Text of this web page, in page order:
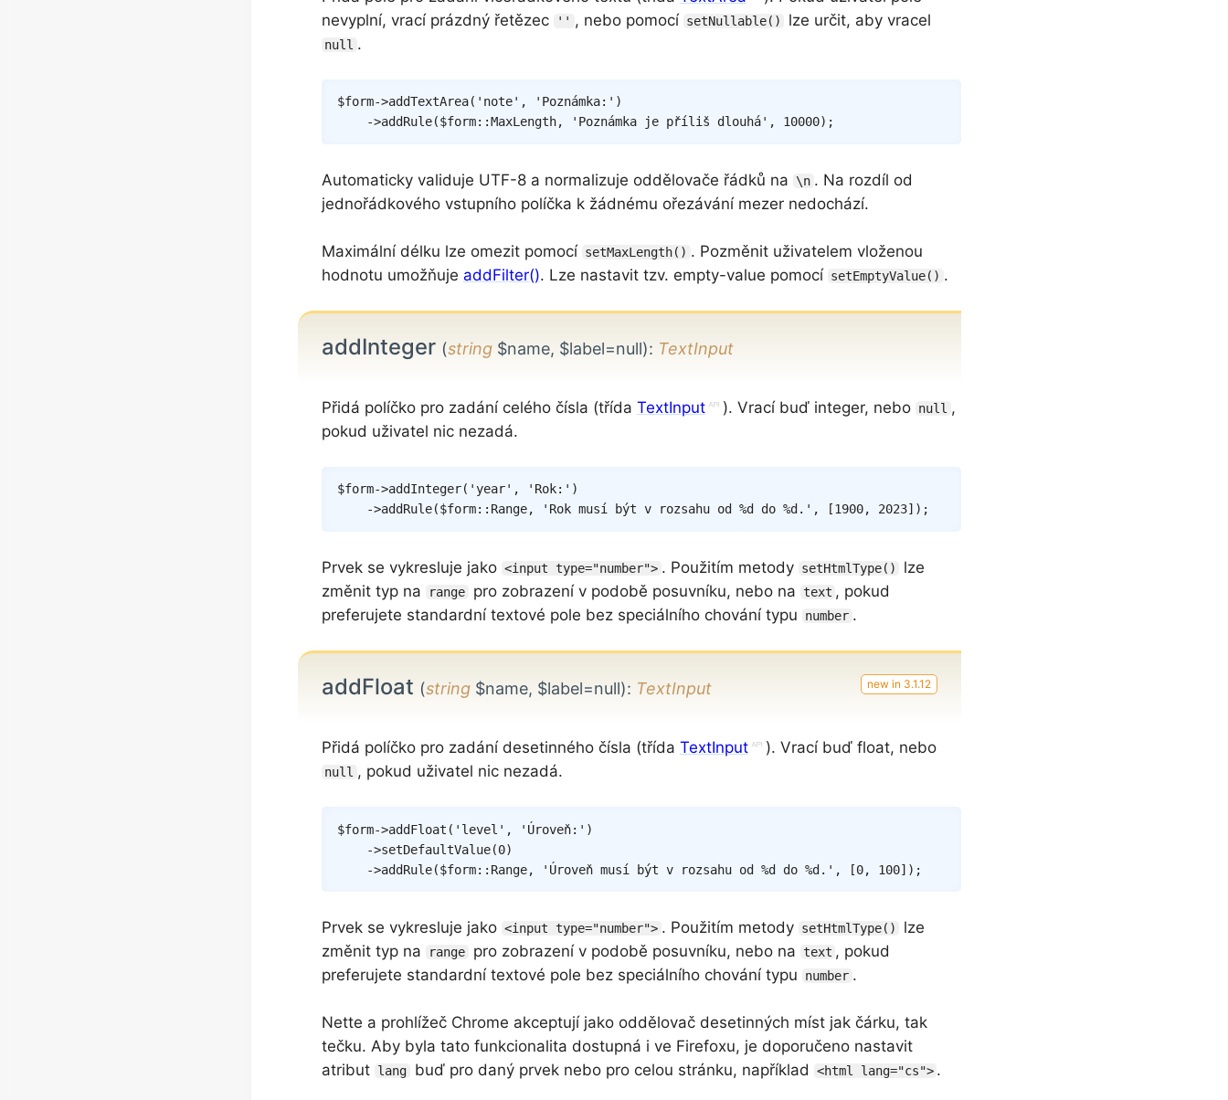
nevyplní, vrací prázdný řetězec
'' , nebo pomocí setNullable() lze určit, aby vracel
null .
$form->addTextArea( 'note' , 'Poznámka:' )
->addRule($form::MaxLength, 'Poznámka je příliš dlouhá' , 10000) ;
Automaticky validuje UTF-8 a normalizuje oddělovače řádků na \n . Na rozdíl od
jednořádkového vstupního políčka k žádnému ořezávání mezer nedochází.
Maximální délku lze omezit pomocí setMaxLength() . Pozměnit uživatelem vloženou
hodnotu umožňuje addFilter(). Lze nastavit tzv. empty-value pomocí setEmptyValue() .
addInteger (string$name, $label=null): TextInput
Přidá políčko pro zadání celého čísla (třída TextInput ). Vrací buď integer, nebo null ,
pokud uživatel nic nezadá.
$form->addInteger( 'year' , 'Rok:' )
->addRule($form:: Range, 'Rok musí být v rozsahu od %d do %d.' , [1900, 2023] ) ;
Prvek se vykresluje jako <input type="number"> . Použitím metody setHtmlType()
lze
změnit typ na
range pro zobrazení v podobě posuvníku, nebo na text , pokud
preferujete standardní textové pole bez speciálního chování typu
number .
addFloat (string$name, $label=null): TextInput
Přidá políčko pro zadání desetinného čísla (třída TextInput ). Vrací buď float, nebo
null , pokud uživatel nic nezadá.
$form->addFloat ( 'level' , 'Úroveň:' )
->setDefaultValue(0)
->addRule($form:: Range, 'Úroveň musí být v rozsahu od %d do %d.' , [0, 100] ) ;
Prvek se vykresluje jako <input type="number"> . Použitím metody setHtmlType()
lze
změnit typ na
range pro zobrazení v podobě posuvníku, nebo na text , pokud
preferujete standardní textové pole bez speciálního chování typu
number .
Nette a prohlížeč Chrome akceptují jako oddělovač desetinných míst jak čárku, tak
tečku. Aby byla tato funkcionalita dostupná i ve Firefoxu, je doporučeno nastavit
atribut lang buď pro daný prvek nebo pro celou stránku, například <html lang="cs"> .